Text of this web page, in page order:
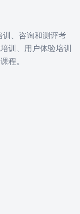
训、咨询和测评考
训、用户体验培训
程。